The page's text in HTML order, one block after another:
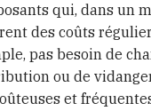
qui, dans un
des coûts
pas besoin de
ou de
et